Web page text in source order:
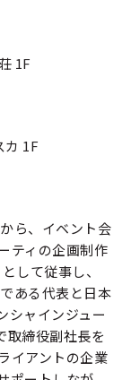
1F
1F
ら、イベント会
ティの企画制作
して従事し、
ある代表と日本
シャインジュー
取締役副社長を
イアントの企業